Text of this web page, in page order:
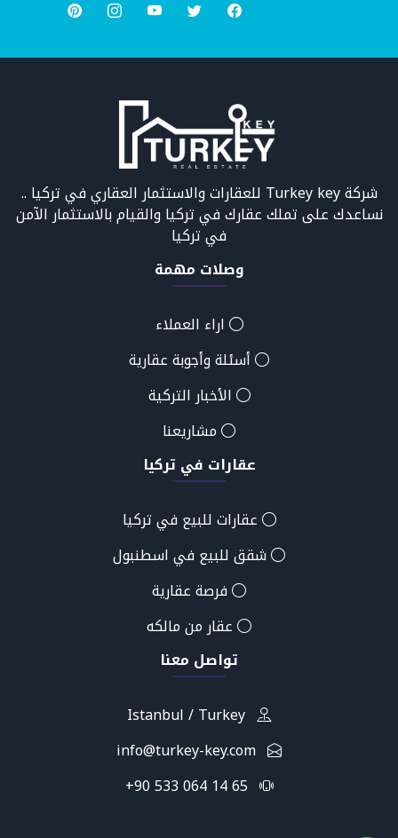
شركة Turkey key للعقارات والاستثمار العقاري في تركيا ..
نساعدك على تملك عقارك في تركيا والقيام بالاستثمار الآمن
في تركيا
وصلات مهمة
اراء العملاء
أسئلة وأجوبة عقارية
الأخبار التركية
مشاريعنا
عقارات في تركيا
عقارات للبيع في تركيا
شقق للبيع في اسطنبول
فرصة عقارية
عقار من مالكه
تواصل معنا
Istanbul / Turkey
info@turkey-key.com
+90 533 064 14 65